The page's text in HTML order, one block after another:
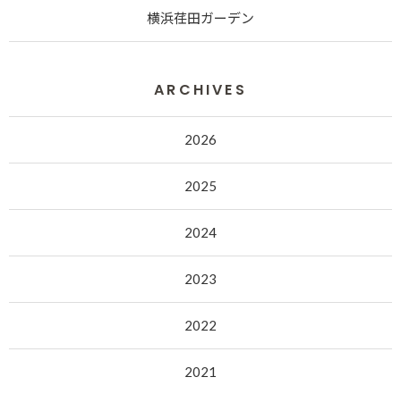
横浜荏田ガーデン
ARCHIVES
2026
2025
2024
2023
2022
2021